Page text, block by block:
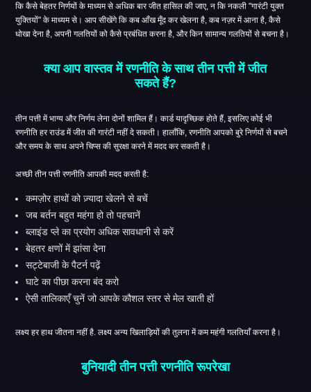
कि कैसे बेहतर निर्णयों के माध्यम से अधिक बार जीत हासिल की जाए, न कि नकली "गारंटी युक्त
युक्तियों" के माध्यम से। आप सीखेंगे कि कब आँख मूँद कर खेलना है, कब नज़र में आना है, कैसे
धोखा देना है, अपनी गलतियों को कैसे प्रबंधित करना है, और किन सामान्य गलतियों से बचना है।
क्या आप वास्तव में रणनीति के साथ तीन पत्ती में जीत
सकते हैं?
तीन पत्ती में भाग्य और निर्णय लेना दोनों शामिल हैं। कार्ड यादृच्छिक होते हैं, इसलिए कोई भी
रणनीति हर राउंड में जीत की गारंटी नहीं दे सकती। हालाँकि, रणनीति आपको बुरे निर्णयों से बचने
और समय के साथ अपने चिप्स की सुरक्षा करने में मदद कर सकती है।
अच्छी तीन पत्ती रणनीति आपकी मदद करती है:
कमज़ोर हाथों को ज़्यादा खेलने से बचें
जब बर्तन बहुत महंगा हो तो पहचानें
ब्लाइंड प्ले का प्रयोग अधिक सावधानी से करें
बेहतर क्षणों में झांसा देना
सट्टेबाजी के पैटर्न पढ़ें
घाटे का पीछा करना बंद करो
ऐसी तालिकाएँ चुनें जो आपके कौशल स्तर से मेल खाती हों
लक्ष्य हर हाथ जीतना नहीं है. लक्ष्य अन्य खिलाड़ियों की तुलना में कम महंगी गलतियाँ करना है।
बुनियादी तीन पत्ती रणनीति रूपरेखा